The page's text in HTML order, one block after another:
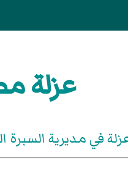
عزلة
في مديرية السبرة